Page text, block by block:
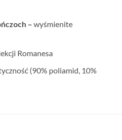
– wyśmienite
Romanesa
(90% poliamid, 10%